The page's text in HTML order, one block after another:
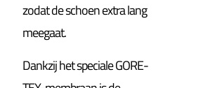
zodat de schoen extra lang
meegaat.
Dankzij het speciale GORE-